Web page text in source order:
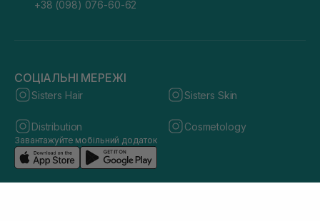
+38 (098) 076-60-62
СОЦІАЛЬНІ МЕРЕЖІ
Sisters Hair Sisters Skin
Distribution Cosmetology
Завантажуйте мобільний додаток